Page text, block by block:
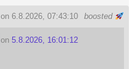
boosted
on 6.8.2026, 07:43:10
on5.8.2026, 16:01:12